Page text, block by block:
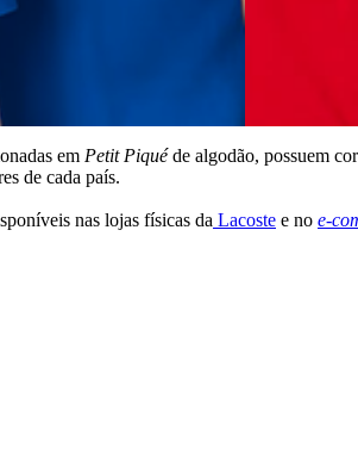
em Petit Piquéde algodão, possuem
de cada país.
nas lojas físicas da Lacoste e no e-